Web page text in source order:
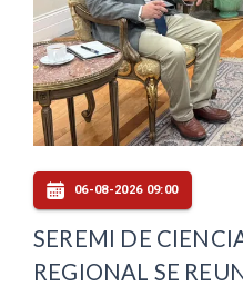
06-08-2026 09:00
SEREMI DE
REGIONAL SE